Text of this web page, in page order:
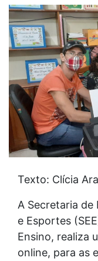
Texto: Clícia
A Secretaria de
e Esportes
Ensino, realiza
online, para as